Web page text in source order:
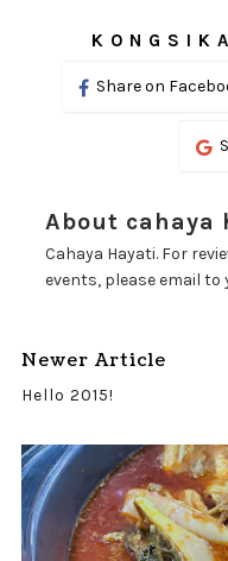
Share on
About cahaya
Cahaya Hayati. For
events, please email to
Newer Article
Hello 2015!